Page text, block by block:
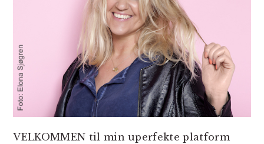
VELKOMMEN til min uperfekte platform